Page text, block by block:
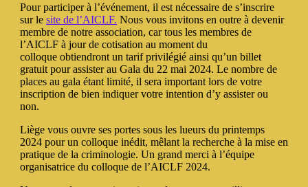
Pour participer à l’événement, il est nécessaire de s’inscrire
sur le site de l’AICLF. Nous vous invitons en outre à devenir
membre de notre association, car tous les membres de
l’AICLF à jour de cotisation au moment du
colloque obtiendront un tarif privilégié ainsi qu’un billet
gratuit pour assister au Gala du 22 mai 2024. Le nombre de
places au gala étant limité, il sera important lors de votre
inscription de bien indiquer votre intention d’y assister ou
non.
Liège vous ouvre ses portes sous les lueurs du printemps
2024 pour un colloque inédit, mêlant la recherche à la mise en
pratique de la criminologie. Un grand merci à l’équipe
organisatrice du colloque de l’AICLF 2024.